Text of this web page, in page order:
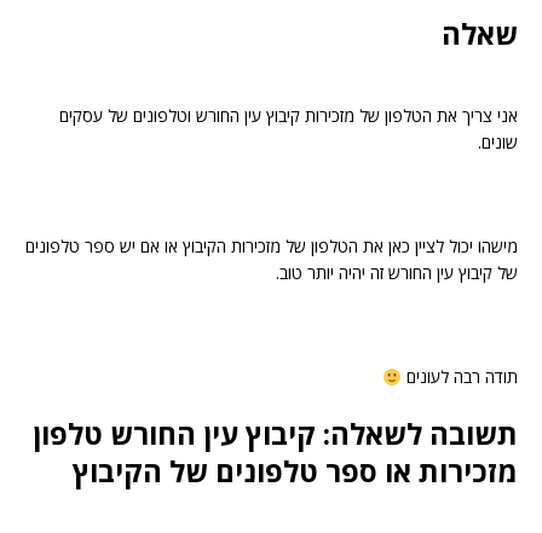
שאלה
אני צריך את הטלפון של מזכירות קיבוץ עין החורש וטלפונים של עסקים
שונים.
מישהו יכול לציין כאן את הטלפון של מזכירות הקיבוץ או אם יש ספר טלפונים
של קיבוץ עין החורש זה יהיה יותר טוב.
תודה רבה לעונים
תשובה לשאלה: קיבוץ עין החורש טלפון
מזכירות או ספר טלפונים של הקיבוץ